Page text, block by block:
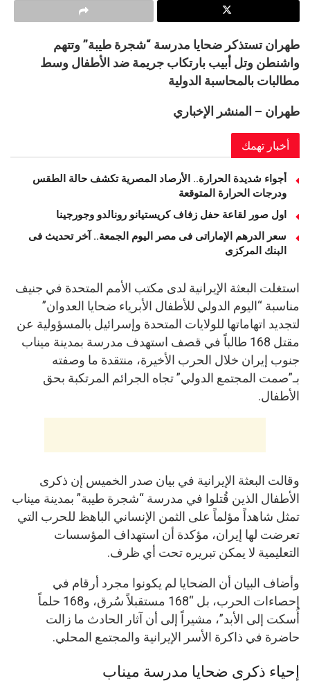
طهران تستذكر ضحايا مدرسة “شجرة طيبة” وتتهم
واشنطن وتل أبيب بارتكاب جريمة ضد الأطفال وسط
مطالبات بالمحاسبة الدولية
طهران – المنشر الإخباري
أخبار تهمك
أجواء شديدة الحرارة.. الأرصاد المصرية تكشف حالة الطقس
ودرجات الحرارة المتوقعة
اول صور لقاعة حفل زفاف كريستيانو رونالدو وجورجينا
سعر الدرهم الإماراتى فى مصر اليوم الجمعة.. آخر تحديث فى
البنك المركزى
استغلت البعثة الإيرانية لدى مكتب الأمم المتحدة في جنيف
مناسبة “اليوم الدولي للأطفال الأبرياء ضحايا العدوان”
لتجديد اتهاماتها للولايات المتحدة وإسرائيل بالمسؤولية عن
مقتل 168 طالباً في قصف استهدف مدرسة بمدينة ميناب
جنوب إيران خلال الحرب الأخيرة، منتقدة ما وصفته
بـ”صمت المجتمع الدولي” تجاه الجرائم المرتكبة بحق
الأطفال.
وقالت البعثة الإيرانية في بيان صدر الخميس إن ذكرى
الأطفال الذين قُتلوا في مدرسة “شجرة طيبة” بمدينة ميناب
تمثل شاهداً مؤلماً على الثمن الإنساني الباهظ للحرب التي
تعرضت لها إيران، مؤكدة أن استهداف المؤسسات
التعليمية لا يمكن تبريره تحت أي ظرف.
وأضاف البيان أن الضحايا لم يكونوا مجرد أرقام في
إحصاءات الحرب، بل “168 مستقبلاً سُرق، و168 حلماً
أُسكت إلى الأبد”، مشيراً إلى أن آثار الحادث ما زالت
حاضرة في ذاكرة الأسر الإيرانية والمجتمع المحلي.
إحياء ذكرى ضحايا مدرسة ميناب